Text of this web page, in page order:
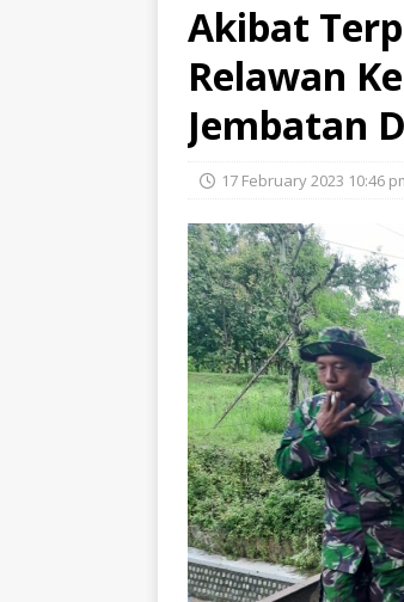
Akibat
Relawan
Jembatan
17 February 2023 10:46